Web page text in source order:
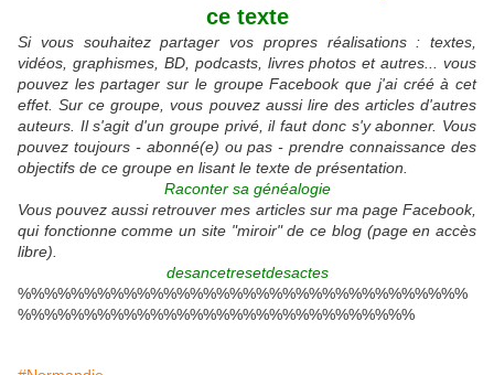
ce texte
Si vous souhaitez partager vos propres réalisations : textes,
vidéos, graphismes, BD, podcasts, livres photos et autres... vous
pouvez les partager sur le groupe Facebook que j'ai créé à cet
effet. Sur ce groupe, vous pouvez aussi lire des articles d'autres
auteurs. Il s'agit d'un groupe privé, il faut donc s'y abonner. Vous
pouvez toujours - abonné(e) ou pas - prendre connaissance des
objectifs de ce groupe en lisant le texte de présentation.
Raconter sa généalogie
Vous pouvez aussi retrouver mes articles sur ma page Facebook,
qui fonctionne comme un site "miroir" de ce blog (page en accès
libre).
desancetresetdesactes
%%%%%%%%%%%%%%%%%%%%%%%%%%%%%%%%%%
%%%%%%%%%%%%%%%%%%%%%%%%%%%%%%